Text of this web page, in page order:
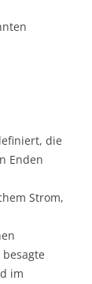
die
Enden
Strom,
im